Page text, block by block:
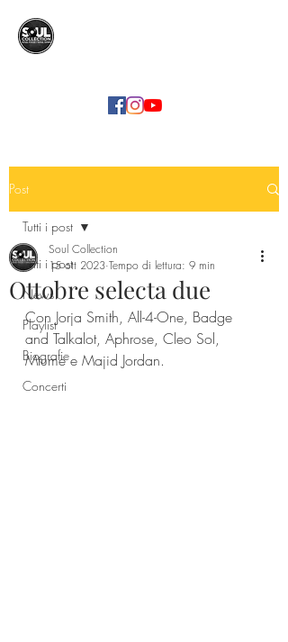
Post
Tutti i post
News
Playlist
Biografie
Concerti
Tutti i post
Ottobre selecta due
Soul Collection
15 ott 2023 Tempo di lettura: 9 min
Con Jorja Smith, All-4-One, Badge
and Talkalot, Aphrose, Cleo Sol,
Mtume e Majid Jordan.